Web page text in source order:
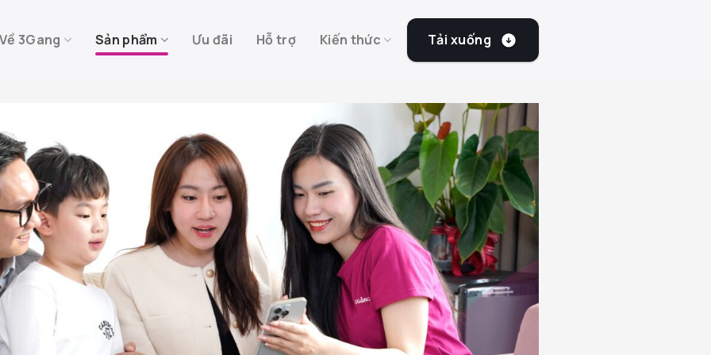
Về 3Gang Sản phẩm Ưu đãi Hỗ trợ Kiến thức Tải xuống